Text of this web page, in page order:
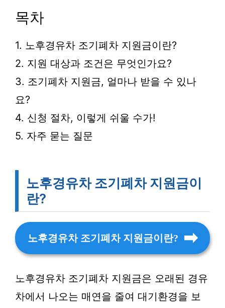
목차
1. 노후경유차 조기폐차 지원금이란?
2. 지원 대상과 조건은 무엇인가요?
3. 조기폐차 지원금, 얼마나 받을 수 있나
요?
4. 신청 절차, 이렇게 쉬울 수가!
5. 자주 묻는 질문
노후경유차 조기폐차 지원금이
란?
노후경유차 조기폐차 지원금이란?
노후경유차 조기폐차 지원금은 오래된 경유
차에서 나오는 매연을 줄여 대기환경을 보